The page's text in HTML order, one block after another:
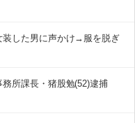
装した男に声かけ→服を脱ぎ
務所課長・猪股勉(52)逮捕